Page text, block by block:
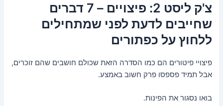
צ'ק ליסט 2: פיצויים – 7 דברים
שחייבים לדעת לפני שמתחילים
ללחוץ על כפתורים
פיצויי פיטורים הם כמו הסדרה הזאת שכולם חושבים שהם זוכרים,
אבל תמיד פספסו פרק חשוב באמצע.
בואו נסגור את הפינות.